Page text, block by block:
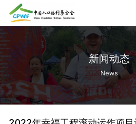
新闻动态
News